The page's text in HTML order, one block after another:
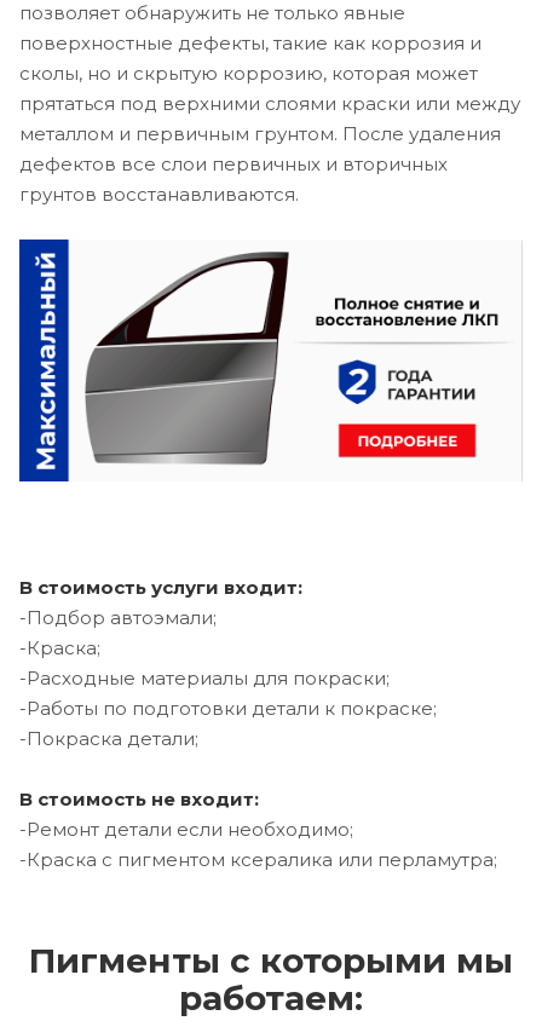
позволяет обнаружить не только явные
поверхностные дефекты, такие как коррозия и
сколы, но и скрытую коррозию, которая может
прятаться под верхними слоями краски или между
металлом и первичным грунтом. После удаления
дефектов все слои первичных и вторичных
грунтов восстанавливаются.
В стоимость услуги входит:
-Подбор автоэмали;
-Краска;
-Расходные материалы для покраски;
-Работы по подготовки детали к покраске;
-Покраска детали;
В стоимость не входит:
-Ремонт детали если необходимо;
-Краска с пигментом ксералика или перламутра;
Пигменты с которыми мы
работаем: